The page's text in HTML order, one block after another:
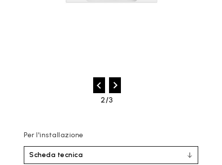
2/3
Per l'installazione
Scheda tecnica